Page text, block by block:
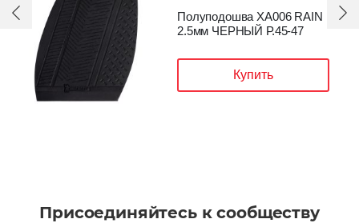
Полуподошва XA006 RAIN
2.5мм ЧЕРНЫЙ Р.45-47
Купить
Присоединяйтесь к сообществу